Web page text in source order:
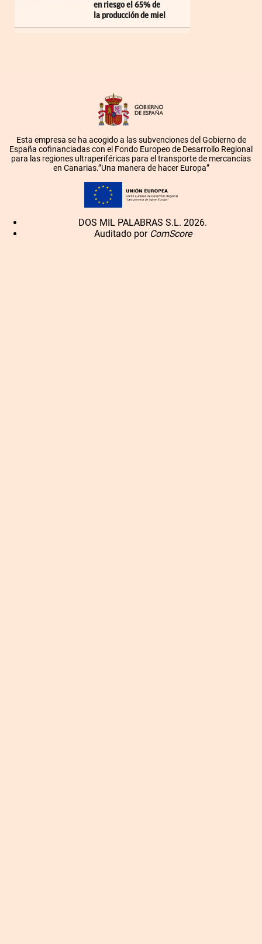
en riesgo el 65% de
la producción de miel
Esta empresa se ha acogido a las subvenciones del Gobierno de
España cofinanciadas con el Fondo Europeo de Desarrollo Regional
para las regiones ultraperiféricas para el transporte de mercancías
en Canarias.”Una manera de hacer Europa”
DOS MIL PALABRAS S.L. 2026.
Auditado por ComScore